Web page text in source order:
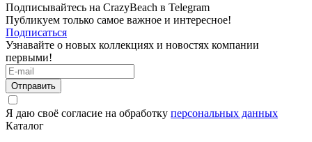
Подписывайтесь на CrazyBeach в Telegram
Публикуем только самое важное и интересное!
Подписаться
Узнавайте о новых коллекциях и новостях компании
первыми!
Отправить
Я даю своё согласие на обработку персональных данных
Каталог